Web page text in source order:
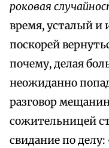
роковая
время, усталый и
поскорей
почему, делая
неожиданно
разговор
сожительницей
свидание по делу: